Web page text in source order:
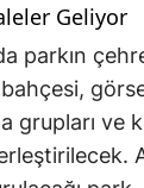
Geliyor
parkın
grupları ve